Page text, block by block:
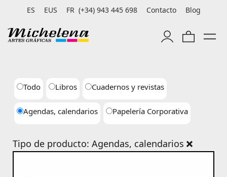
ES EUS FR (+34) 943 445 698 Contacto Blog
Todo Libros Cuadernos y revistas
Agendas, calendarios Papelería Corporativa
Tipo de producto: Agendas, calendarios